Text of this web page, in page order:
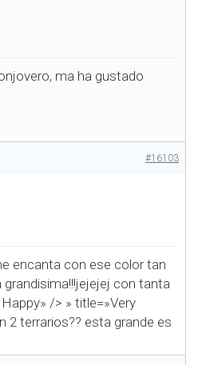
ma ha gustado
#16103
encanta con ese color tan
con tanta
/> » title=»Very
2 terrarios?? esta grande es